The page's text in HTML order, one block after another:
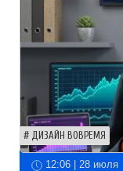
ДИЗАЙН ВОВРЕМЯ
12:06 | 28 июля